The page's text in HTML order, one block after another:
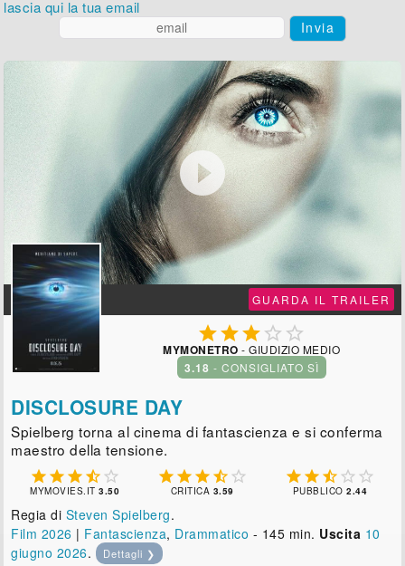
lascia qui la tua email
Invia

GUARDA IL TRAILER
  
MYMONETRO - GIUDIZIO MEDIO
3.18 - CONSIGLIATO SÌ
DISCLOSURE DAY
Spielberg torna al cinema di fantascienza e si conferma
maestro della tensione.
    
MYMOVIES.IT3.50
    
CRITICA 3.59
    
PUBBLICO2.44
Regia di Steven Spielberg.
Film 2026 | Fantascienza, Drammatico - 145 min. Uscita 10
giugno 2026. Dettagli ❯